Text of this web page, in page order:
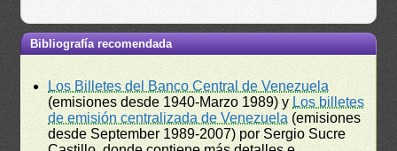
Bibliografía recomendada
Los Billetes del Banco Central de Venezuela
(emisiones desde 1940-Marzo 1989) y Los billetes
de emisión centralizada de Venezuela (emisiones
desde September 1989-2007) por Sergio Sucre